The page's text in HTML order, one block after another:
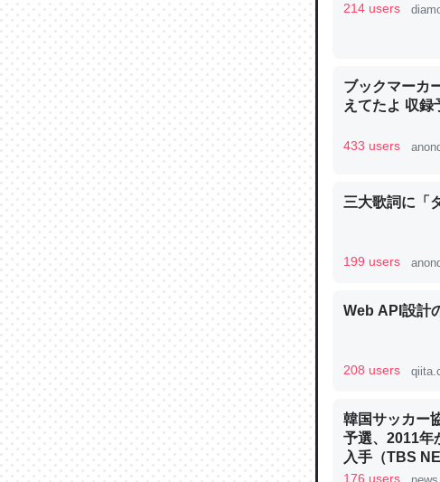
昆虫ってカル
─ニュース :: 【
論文では「淡
は」とあって
─ニュース :: 【研
これを元に考
─ニュース :: 【
214 users
ブックマーカ
えてたよ 収録
433 users
三大歌詞に「
199 users
Web API設計
208 users
韓国サッカー
予選、2011年
入手（TBS
ュース
176 users